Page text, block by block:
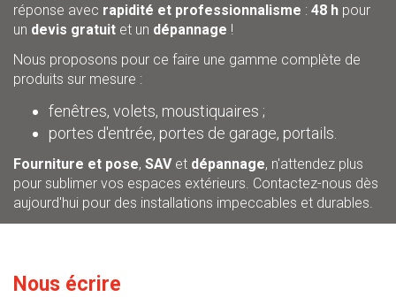
réponse avec rapidité et professionnalisme : 48 h pour
un devis gratuit et un dépannage !
Nous proposons pour ce faire une gamme complète de
produits sur mesure :
fenêtres, volets, moustiquaires ;
portes d'entrée, portes de garage, portails.
Fourniture et pose, SAVet dépannage, n'attendez plus
pour sublimer vos espaces extérieurs. Contactez-nous dès
aujourd'hui pour des installations impeccables et durables.
Nous écrire